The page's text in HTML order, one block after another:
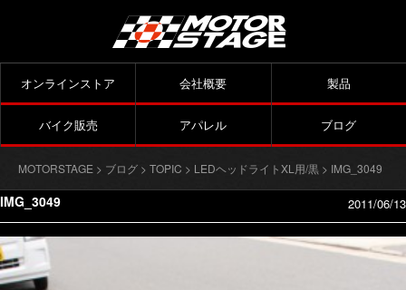
オンラインストア 会社概要 製品
バイク販売 アパレル ブログ
MOTORSTAGE > ブログ > TOPIC > LEDヘッドライトXL用/黒 > IMG_3049
IMG_3049 2011/06/13